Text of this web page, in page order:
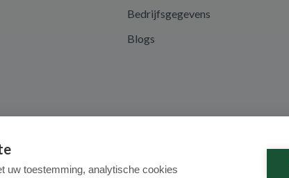
Bedrijfsgegevens
Blogs
uw toestemming, analytische cookies